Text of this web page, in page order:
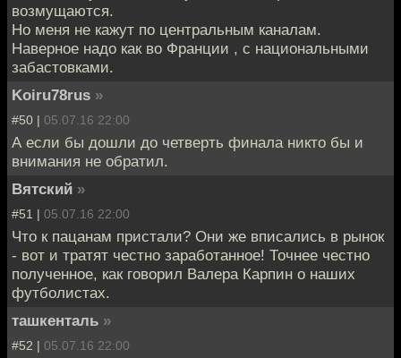
возмущаются.
Но меня не кажут по центральным каналам.
Наверное надо как во Франции , с национальными
забастовками.
Koiru78rus »
#50 | 05.07.16 22:00
А если бы дошли до четверть финала никто бы и
внимания не обратил.
Вятский »
#51 | 05.07.16 22:00
Что к пацанам пристали? Они же вписались в рынок
- вот и тратят честно заработанное! Точнее честно
полученное, как говорил Валера Карпин о наших
футболистах.
ташкенталь »
#52 | 05.07.16 22:00